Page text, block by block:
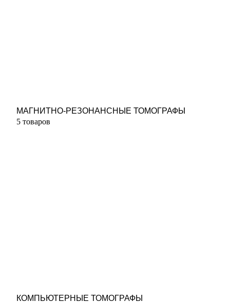
МАГНИТНО-РЕЗОНАНСНЫЕ ТОМОГРАФЫ
5 товаров
КОМПЬЮТЕРНЫЕ ТОМОГРАФЫ